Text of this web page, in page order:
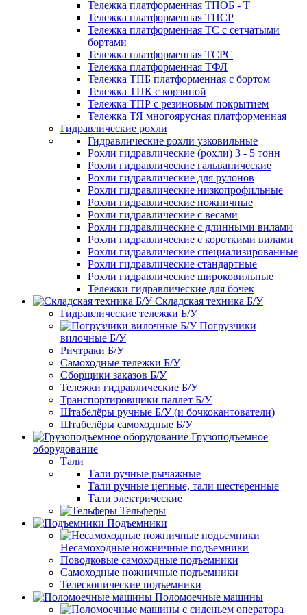
Тележка платформенная ТПОБ - Т
Тележка платформенная ТПСР
Тележка платформенная ТС с сетчатыми
бортами
Тележка платформенная ТСРС
Тележка платформенная ТФЛ
Тележка ТПБ платформенная с бортом
Тележка ТПК с корзиной
Тележка ТПР с резиновым покрытием
Тележка ТЯ многоярусная платформенная
Гидравлические рохли
Гидравлические рохли узковильные
Рохли гидравлические (рохли) 3 - 5 тонн
Рохли гидравлические гальванические
Рохли гидравлические для рулонов
Рохли гидравлические низкопрофильные
Рохли гидравлические ножничные
Рохли гидравлические с весами
Рохли гидравлические с длинными вилами
Рохли гидравлические с короткими вилами
Рохли гидравлические специализированные
Рохли гидравлические стандартные
Рохли гидравлические широковильные
Тележки гидравлические для бочек
Складская техника Б/У
Гидравлические тележки Б/У
Погрузчики
вилочные Б/У
Ричтраки Б/У
Самоходные тележки Б/У
Сборщики заказов Б/У
Тележки гидравлические Б/У
Транспортировщики паллет Б/У
Штабелёры ручные Б/У (и бочкокантователи)
Штабелёры самоходные Б/У
Грузоподъемное
оборудование
Тали
Тали ручные рычажные
Тали ручные цепные, тали шестеренные
Тали электрические
Тельферы
Подъемники
Несамоходные ножничные подъемники
Поводковые самоходные подъемники
Самоходные ножничные подъемники
Телескопические подъемники
Поломоечные машины